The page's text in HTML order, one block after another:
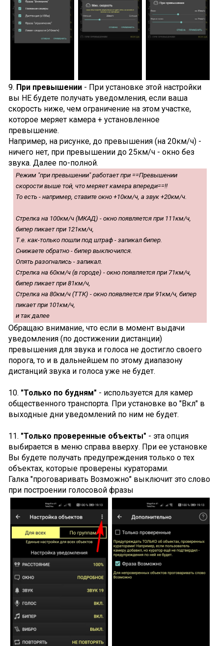
9. При превышении- При установке этой настройки
вы НЕ будете получать уведомления, если ваша
скорость ниже, чем ограничение на этом участке,
которое меряет камера + установленное
превышение.
Например, на рисунке, до превышения (на 20км/ч) -
ничего нет, при превышении до 25км/ч - окно без
звука. Далее по-полной.
Режим "при превышении" работает при ==Превышении
скорости выше той, что меряет камера впереди==!!
То есть - например, ставите окно +10км/ч, а звук +20км/ч.
Стрелка на 100км/ч (МКАД) - окно появляется при 111км/ч,
бипер пикает при 121км/ч,
Т.е. как-только пошли под штраф - запикал бипер.
Снижаете обратно - бипер выключился.
Опять разогнались - запикал.
Стрелка на 60км/ч (в городе) - окно появляется при 71км/ч,
бипер пикает при 81км/ч,
Стрелка на 80км/ч (ТТК) - окно появляется при 91км/ч, бипер
пикает при 101км/ч,
и так далее
Обращаю внимание, что если в момент выдачи
уведомления (по достижении дистанции)
превышения для звука и голоса не достигло своего
порога, то и в дальнейшем по этому диапазону
дистанций звука и голоса уже не будет.
10. "Только по будням" - используется для камер
общественного транспорта. При установке во "Вкл" в
выходные дни уведомлений по ним не будет.
11. "Только проверенные объекты" - эта опция
выбирается в меню справа вверху. При ее установке
Вы будете получать предупреждения только о тех
объектах, которые проверены кураторами.
Галка "проговаривать Возможно" выключит это слово
при построении голосовой фразы